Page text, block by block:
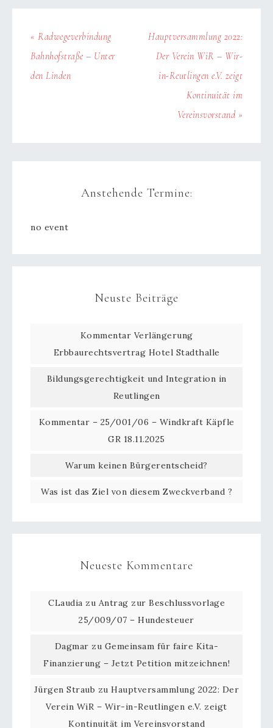
« Radwegeverbindung
Bahnhofstraße – Unter
den Linden
Hauptversammlung 2022:
Der Verein WiR – Wir-
in-Reutlingen e.V. zeigt
Kontinuität im
Vereinsvorstand »
Anstehende Termine:
no event
Neuste Beiträge
Kommentar Verlängerung
Erbbaurechtsvertrag Hotel Stadthalle
Bildungsgerechtigkeit und Integration in
Reutlingen
Kommentar – 25/001/06 – Windkraft Käpfle
GR 18.11.2025
Warum keinen Bürgerentscheid?
Was ist das Ziel von diesem Zweckverband ?
Neueste Kommentare
CLaudia zu Antrag zur Beschlussvorlage
25/009/07 – Hundesteuer
Dagmar zu Gemeinsam für faire Kita-
Finanzierung – Jetzt Petition mitzeichnen!
Jürgen Straub zuHauptversammlung 2022: Der
Verein WiR – Wir-in-Reutlingen e.V. zeigt
Kontinuität im Vereinsvorstand